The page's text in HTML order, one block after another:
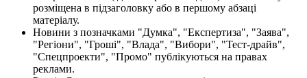
розміщена в підзаголовку або в першому абзаці
матеріалу.
Новини з позначками "Думка", "Експертиза", "Заява",
"Регіони", "Гроші", "Влада", "Вибори", "Тест-драйв",
"Спецпроекти", "Промо" публікуються на правах
реклами.